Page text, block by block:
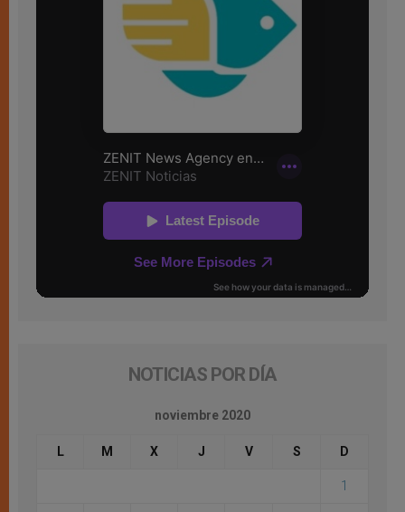
NOTICIAS POR DÍA
noviembre 2020
L M X J V S D
1